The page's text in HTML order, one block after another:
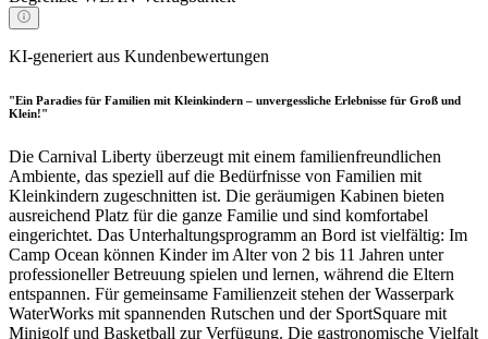
KI-generiert aus Kundenbewertungen
"Ein Paradies für Familien mit Kleinkindern – unvergessliche Erlebnisse für Groß und
Klein!"
Die Carnival Liberty überzeugt mit einem familienfreundlichen
Ambiente, das speziell auf die Bedürfnisse von Familien mit
Kleinkindern zugeschnitten ist. Die geräumigen Kabinen bieten
ausreichend Platz für die ganze Familie und sind komfortabel
eingerichtet. Das Unterhaltungsprogramm an Bord ist vielfältig: Im
Camp Ocean können Kinder im Alter von 2 bis 11 Jahren unter
professioneller Betreuung spielen und lernen, während die Eltern
entspannen. Für gemeinsame Familienzeit stehen der Wasserpark
WaterWorks mit spannenden Rutschen und der SportSquare mit
Minigolf und Basketball zur Verfügung. Die gastronomische Vielfalt